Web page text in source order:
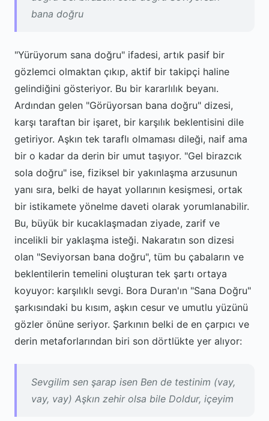
bana doğru
"Yürüyorum sana doğru" ifadesi, artık pasif bir
gözlemci olmaktan çıkıp, aktif bir takipçi haline
gelindiğini gösteriyor. Bu bir kararlılık beyanı.
Ardından gelen "Görüyorsan bana doğru" dizesi,
karşı taraftan bir işaret, bir karşılık beklentisini dile
getiriyor. Aşkın tek taraflı olmaması dileği, naif ama
bir o kadar da derin bir umut taşıyor. "Gel birazcık
sola doğru" ise, fiziksel bir yakınlaşma arzusunun
yanı sıra, belki de hayat yollarının kesişmesi, ortak
bir istikamete yönelme daveti olarak yorumlanabilir.
Bu, büyük bir kucaklaşmadan ziyade, zarif ve
incelikli bir yaklaşma isteği. Nakaratın son dizesi
olan "Seviyorsan bana doğru", tüm bu çabaların ve
beklentilerin temelini oluşturan tek şartı ortaya
koyuyor: karşılıklı sevgi. Bora Duran'ın "Sana Doğru"
şarkısındaki bu kısım, aşkın cesur ve umutlu yüzünü
gözler önüne seriyor. Şarkının belki de en çarpıcı ve
derin metaforlarından biri son dörtlükte yer alıyor:
Sevgilim sen şarap isen Ben de testinim (vay,
vay, vay) Aşkın zehir olsa bile Doldur, içeyim